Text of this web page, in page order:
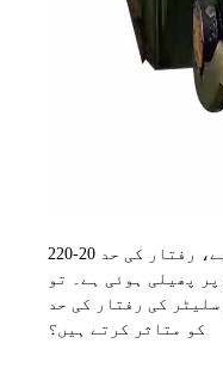
سلٹنگ مشین کی رفتار کے لیے، رفتار کی حد 20-220M/M
پھیلی ہوئی ہے۔ تو
کی رفتار کی حد
کو متاثر کرتے ہیں؟